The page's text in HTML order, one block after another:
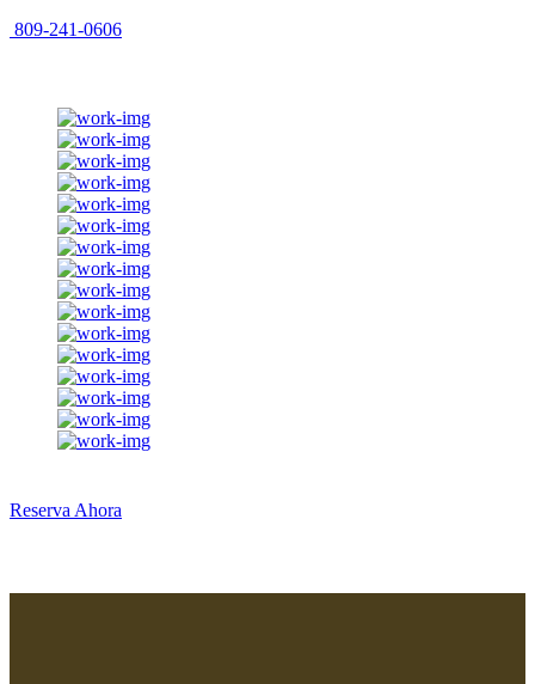
809-241-0606
Reserva Ahora